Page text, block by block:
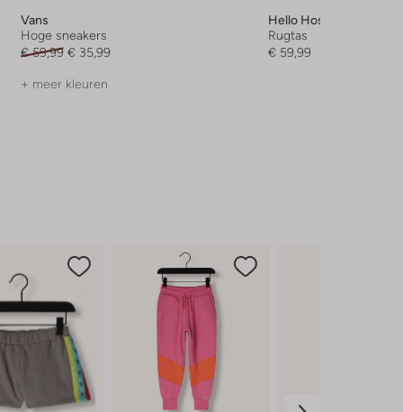
Vans
Hoge sneakers
€ 59,99 € 35,99
+ meer kleuren
Hello Hossy
Rugtas
€ 59,99